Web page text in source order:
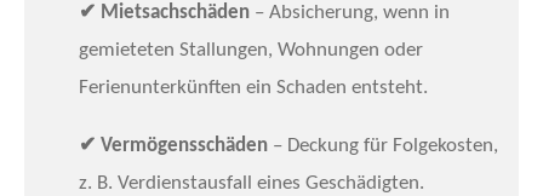
✔ Mietsachschäden – Absicherung, wenn in
gemieteten Stallungen, Wohnungen oder
Ferienunterkünften ein Schaden entsteht.
✔ Vermögensschäden – Deckung für Folgekosten,
z. B. Verdienstausfall eines Geschädigten.